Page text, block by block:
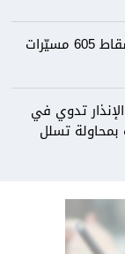
أ.ف.ب: وزارة الدفاع الروسية تعلن إسقاط 605 مسيّرات
تدوي في
بمحاولة تسلل